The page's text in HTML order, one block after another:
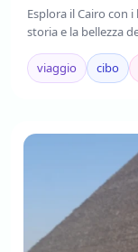
Esplora il Cairo con
storia e la bellezza
completa. Leggi ora!
viaggio
cibo